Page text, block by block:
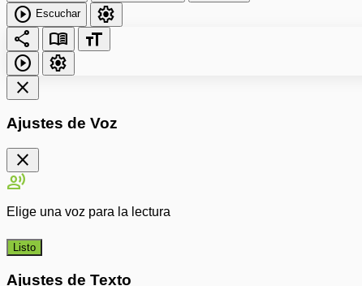
play_circle Escuchar
settings
share
menu_book
format_size
play_circle
settings
close
Ajustes de Voz
close
record_voice_over
Elige una voz para la lectura
Listo
Ajustes de Texto